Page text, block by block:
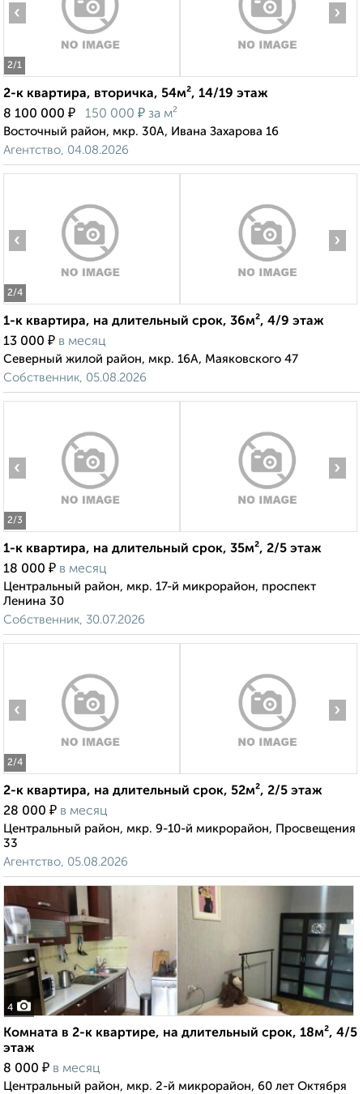
2/1
‹ ›
2-к квартира, вторичка, 54м², 14/19 этаж
8 100 000 ₽ 150 000 ₽ за м²
Восточный район, мкр. 30А, Ивана Захарова 16
Агентство, 04.08.2026
2/4
‹ ›
1-к квартира, на длительный срок, 36м², 4/9 этаж
13 000 ₽ в месяц
Северный жилой район, мкр. 16А, Маяковского 47
Собственник, 05.08.2026
2/3
‹ ›
1-к квартира, на длительный срок, 35м², 2/5 этаж
18 000 ₽ в месяц
Центральный район, мкр. 17-й микрорайон, проспект
Ленина 30
Собственник, 30.07.2026
2/4
‹ ›
2-к квартира, на длительный срок, 52м², 2/5 этаж
28 000 ₽ в месяц
Центральный район, мкр. 9-10-й микрорайон, Просвещения
33
Агентство, 05.08.2026
4
Комната в 2-к квартире, на длительный срок, 18м², 4/5
этаж
8 000 ₽ в месяц
Центральный район, мкр. 2-й микрорайон, 60 лет Октября